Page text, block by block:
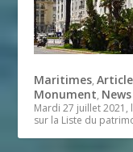
Maritimes,
Monument,
Mardi 27 juillet
sur la Liste du